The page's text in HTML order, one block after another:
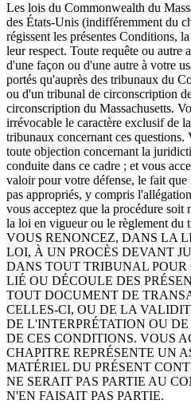
Les lois du Commonwealth du
des États-Unis (indifféremment du
régissent les présentes Conditions,
leur respect. Toute requête ou
d'une façon ou d'une autre à votre
portés qu'auprès des tribunaux du
ou d'un tribunal de circonscription
circonscription du Massachusetts.
irrévocable le caractère exclusif de
tribunaux concernant ces questions.
toute objection concernant la
conduite dans ce cadre ; et vous
valoir pour votre défense, le fait
pas appropriés, y compris
vous acceptez que la procédure soit
la loi en vigueur ou le règlement
VOUS RENONCEZ, DANS LA
LOI, À UN PROCÈS DEVANT
DANS TOUT TRIBUNAL POUR
LIÉ OU DÉCOULE DES
TOUT DOCUMENT DE
CELLES-CI, OU DE LA
DE L'INTERPRÉTATION OU
DE CES CONDITIONS. VOUS
CHAPITRE REPRÉSENTE UN
MATÉRIEL DU PRÉSENT
NE SERAIT PAS PARTIE AU
N'EN FAISAIT PAS PARTIE.